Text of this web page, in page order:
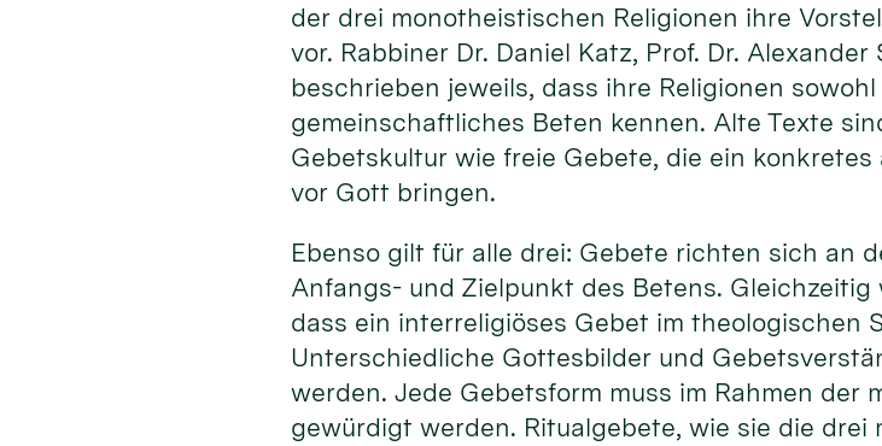
der drei monotheistischen Religionen ihre
vor. Rabbiner Dr. Daniel Katz, Prof. Dr.
beschrieben jeweils, dass ihre Religionen
gemeinschaftliches Beten kennen. Alte Texte
Gebetskultur wie freie Gebete, die ein
vor Gott bringen.
Ebenso gilt für alle drei: Gebete richten sich an
Anfangs- und Zielpunkt des Betens.
dass ein interreligiöses Gebet im theologischen
Unterschiedliche Gottesbilder und
werden. Jede Gebetsform muss im Rahmen der
gewürdigt werden. Ritualgebete, wie sie die